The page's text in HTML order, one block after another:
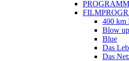
400 km
Blow up
Blue
Das
Das